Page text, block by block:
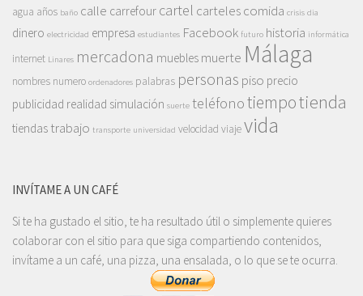
agua años baño calle carrefour cartel cartelescomida crisis dia
dinero electricidad empresa estudiantes Facebook futuro historia informática
internet Linares mercadona muebles muerte Málaga
nombres numero ordenadores palabras personas piso precio
publicidad realidad simulación suerte teléfonotiempotienda
tiendas trabajo transporte universidad velocidad viajevida
INVÍTAME A UN CAFÉ
Si te ha gustado el sitio, te ha resultado útil o simplemente quieres
colaborar con el sitio para que siga compartiendo contenidos,
invítame a un café, una pizza, una ensalada, o lo que se te ocurra.